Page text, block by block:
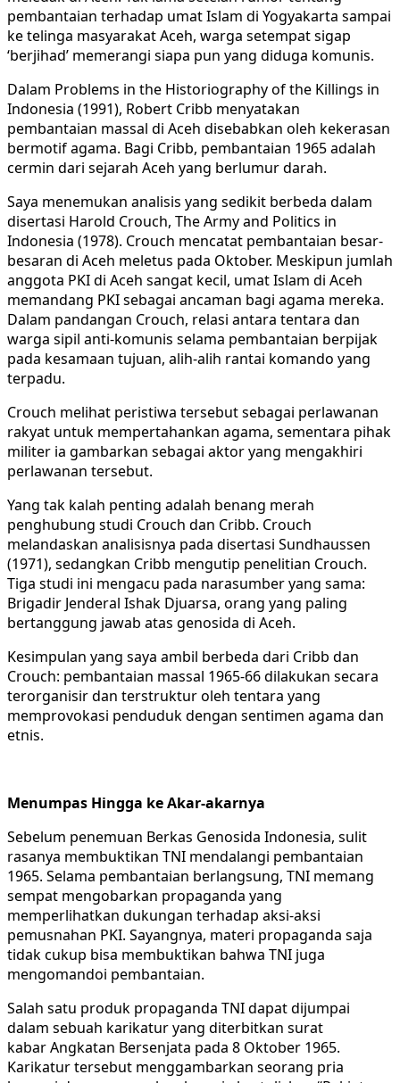
pembantaian terhadap umat Islam di Yogyakarta sampai
ke telinga masyarakat Aceh, warga setempat sigap
‘berjihad’ memerangi siapa pun yang diduga komunis.
Dalam Problems in the Historiography of the Killings in
Indonesia (1991), Robert Cribb menyatakan
pembantaian massal di Aceh disebabkan oleh kekerasan
bermotif agama. Bagi Cribb, pembantaian 1965 adalah
cermin dari sejarah Aceh yang berlumur darah.
Saya menemukan analisis yang sedikit berbeda dalam
disertasi Harold Crouch, The Army and Politics in
Indonesia (1978). Crouch mencatat pembantaian besar-
besaran di Aceh meletus pada Oktober. Meskipun jumlah
anggota PKI di Aceh sangat kecil, umat Islam di Aceh
memandang PKI sebagai ancaman bagi agama mereka.
Dalam pandangan Crouch, relasi antara tentara dan
warga sipil anti-komunis selama pembantaian berpijak
pada kesamaan tujuan, alih-alih rantai komando yang
terpadu.
Crouch melihat peristiwa tersebut sebagai perlawanan
rakyat untuk mempertahankan agama, sementara pihak
militer ia gambarkan sebagai aktor yang mengakhiri
perlawanan tersebut.
Yang tak kalah penting adalah benang merah
penghubung studi Crouch dan Cribb. Crouch
melandaskan analisisnya pada disertasi Sundhaussen
(1971), sedangkan Cribb mengutip penelitian Crouch.
Tiga studi ini mengacu pada narasumber yang sama:
Brigadir Jenderal Ishak Djuarsa, orang yang paling
bertanggung jawab atas genosida di Aceh.
Kesimpulan yang saya ambil berbeda dari Cribb dan
Crouch: pembantaian massal 1965-66 dilakukan secara
terorganisir dan terstruktur oleh tentara yang
memprovokasi penduduk dengan sentimen agama dan
etnis.
Menumpas Hingga ke Akar-akarnya
Sebelum penemuan Berkas Genosida Indonesia, sulit
rasanya membuktikan TNI mendalangi pembantaian
1965. Selama pembantaian berlangsung, TNI memang
sempat mengobarkan propaganda yang
memperlihatkan dukungan terhadap aksi-aksi
pemusnahan PKI. Sayangnya, materi propaganda saja
tidak cukup bisa membuktikan bahwa TNI juga
mengomandoi pembantaian.
Salah satu produk propaganda TNI dapat dijumpai
dalam sebuah karikatur yang diterbitkan surat
kabar Angkatan Bersenjata pada 8 Oktober 1965.
Karikatur tersebut menggambarkan seorang pria